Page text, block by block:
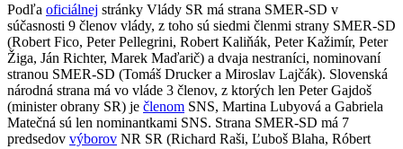
Podľa oficiálnej stránky Vlády SR má strana SMER-SD v
súčasnosti 9 členov vlády, z toho sú siedmi členmi strany SMER-SD
(Robert Fico, Peter Pellegrini, Robert Kaliňák, Peter Kažimír, Peter
Žiga, Ján Richter, Marek Maďarič) a dvaja nestraníci, nominovaní
stranou SMER-SD (Tomáš Drucker a Miroslav Lajčák). Slovenská
národná strana má vo vláde 3 členov, z ktorých len Peter Gajdoš
(minister obrany SR) je členom SNS, Martina Lubyová a Gabriela
Matečná sú len nominantkami SNS. Strana SMER-SD má 7
predsedov výborov NR SR (Richard Raši, Ľuboš Blaha, Róbert